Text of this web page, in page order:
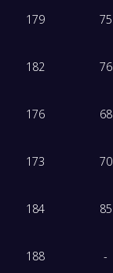
179 75
182 76
176 68
173 70
184 85
188 -